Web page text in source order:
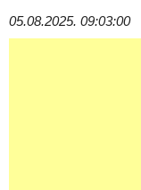
05.08.2025. 09:03:00